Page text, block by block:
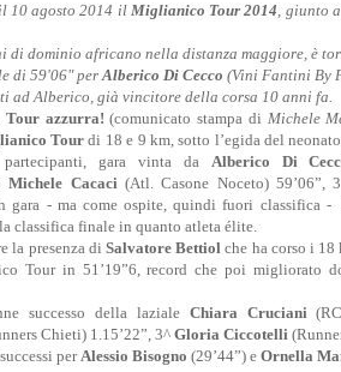
10 agosto 2014 ilMiglianico Tour 2014, giunto
di dominio africano nella distanza maggiore, è
di 59'06" perAlberico Di Cecco (Vini Fantini By
ad Alberico, già vincitore della corsa 10 anni fa.
Tour azzurra!(comunicato stampa di Michele
Tourdi 18 e 9 km, sotto l’egida del
gara vinta da Alberico Di
Michele Cacaci (Atl. Casone Noceto) 59’06”,
gara - ma come ospite, quindi fuori classifica
classifica finale in quanto atleta élite.
la presenza di Salvatore Bettiol che ha corso i 18
Tour in 51’19”6, record che poi migliorato
successo della laziale Chiara Cruciani
Chieti) 1.15’22”, 3^Gloria Ciccotelli
perAlessio Bisogno (29’44”) e Ornella